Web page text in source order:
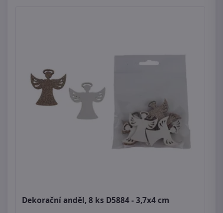
Dekorační anděl, 8 ks D5884 - 3,7x4 cm